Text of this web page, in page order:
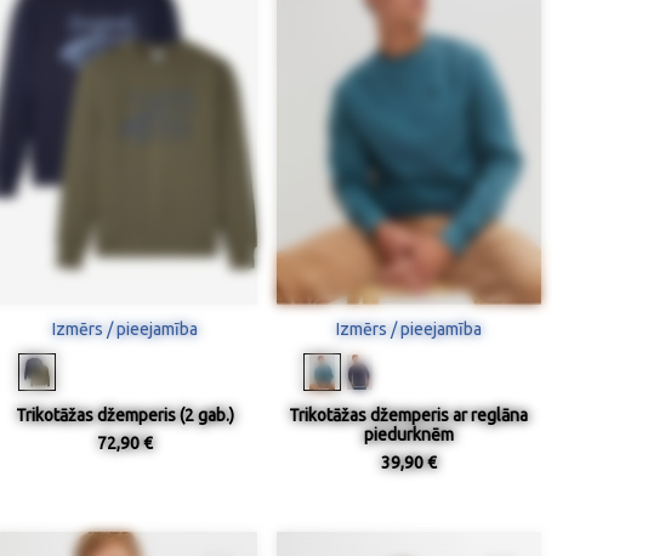
Izmērs / pieejamība
Trikotāžas džemperis (2 gab.)
72,90 €
Izmērs / pieejamība
Trikotāžas džemperis ar reglāna
piedurknēm
39,90 €